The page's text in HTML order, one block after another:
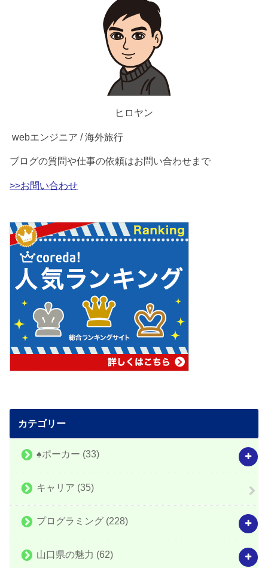
ヒロヤン
webエンジニア / 海外旅行
ブログの質問や仕事の依頼はお問い合わせまで
>>お問い合わせ
カテゴリー
♠️ポーカー (33)
キャリア (35)
プログラミング (228)
山口県の魅力 (62)